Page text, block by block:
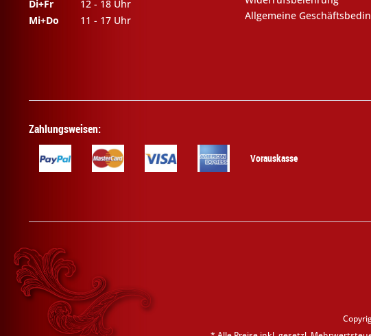
Di+Fr
12 - 18 Uhr
Mi+Do
11 - 17 Uhr
Allgemeine
Zahlungsweisen:
Vorauskasse